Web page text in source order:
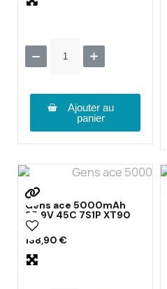
Ajouter au
panier
Gens ace 5000mAh
25.9V 45C 7S1P XT90
138,90 €